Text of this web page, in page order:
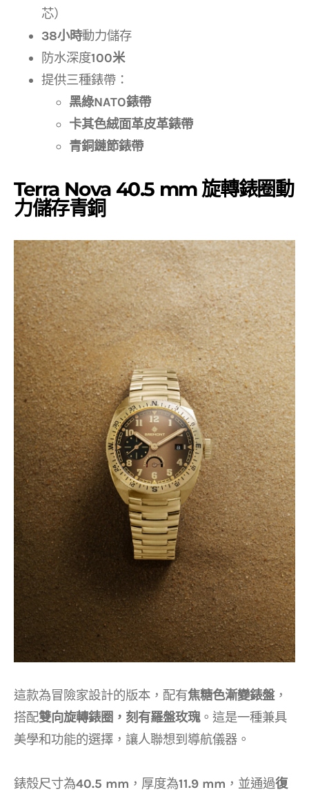
芯）
38小時動力儲存
防水深度100米
提供三種錶帶：
黑綠NATO錶帶
卡其色絨面革皮革錶帶
青銅鏈節錶帶
Terra Nova 40.5 mm 旋轉錶圈動
力儲存青銅
這款為冒險家設計的版本，配有焦糖色漸變錶盤，
搭配雙向旋轉錶圈，刻有羅盤玫瑰。這是一種兼具
美學和功能的選擇，讓人聯想到導航儀器。
錶殼尺寸為40.5 mm ，厚度為11.9 mm ，並通過復